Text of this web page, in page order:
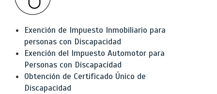
Exención de Impuesto Inmobiliario para
personas con Discapacidad
Exención del Impuesto Automotor para
Personas con Discapacidad
Obtención de Certificado Único de
Discapacidad